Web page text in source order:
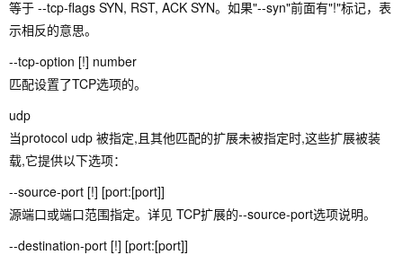
等于 --tcp-flags SYN, RST, ACK SYN。如果"--syn"前面有"!"标记，表
示相反的意思。
--tcp-option [!] number
匹配设置了TCP选项的。
udp
当protocol udp 被指定,且其他匹配的扩展未被指定时,这些扩展被装
载,它提供以下选项：
--source-port [!] [port:[port]]
源端口或端口范围指定。详见 TCP扩展的--source-port选项说明。
--destination-port [!] [port:[port]]